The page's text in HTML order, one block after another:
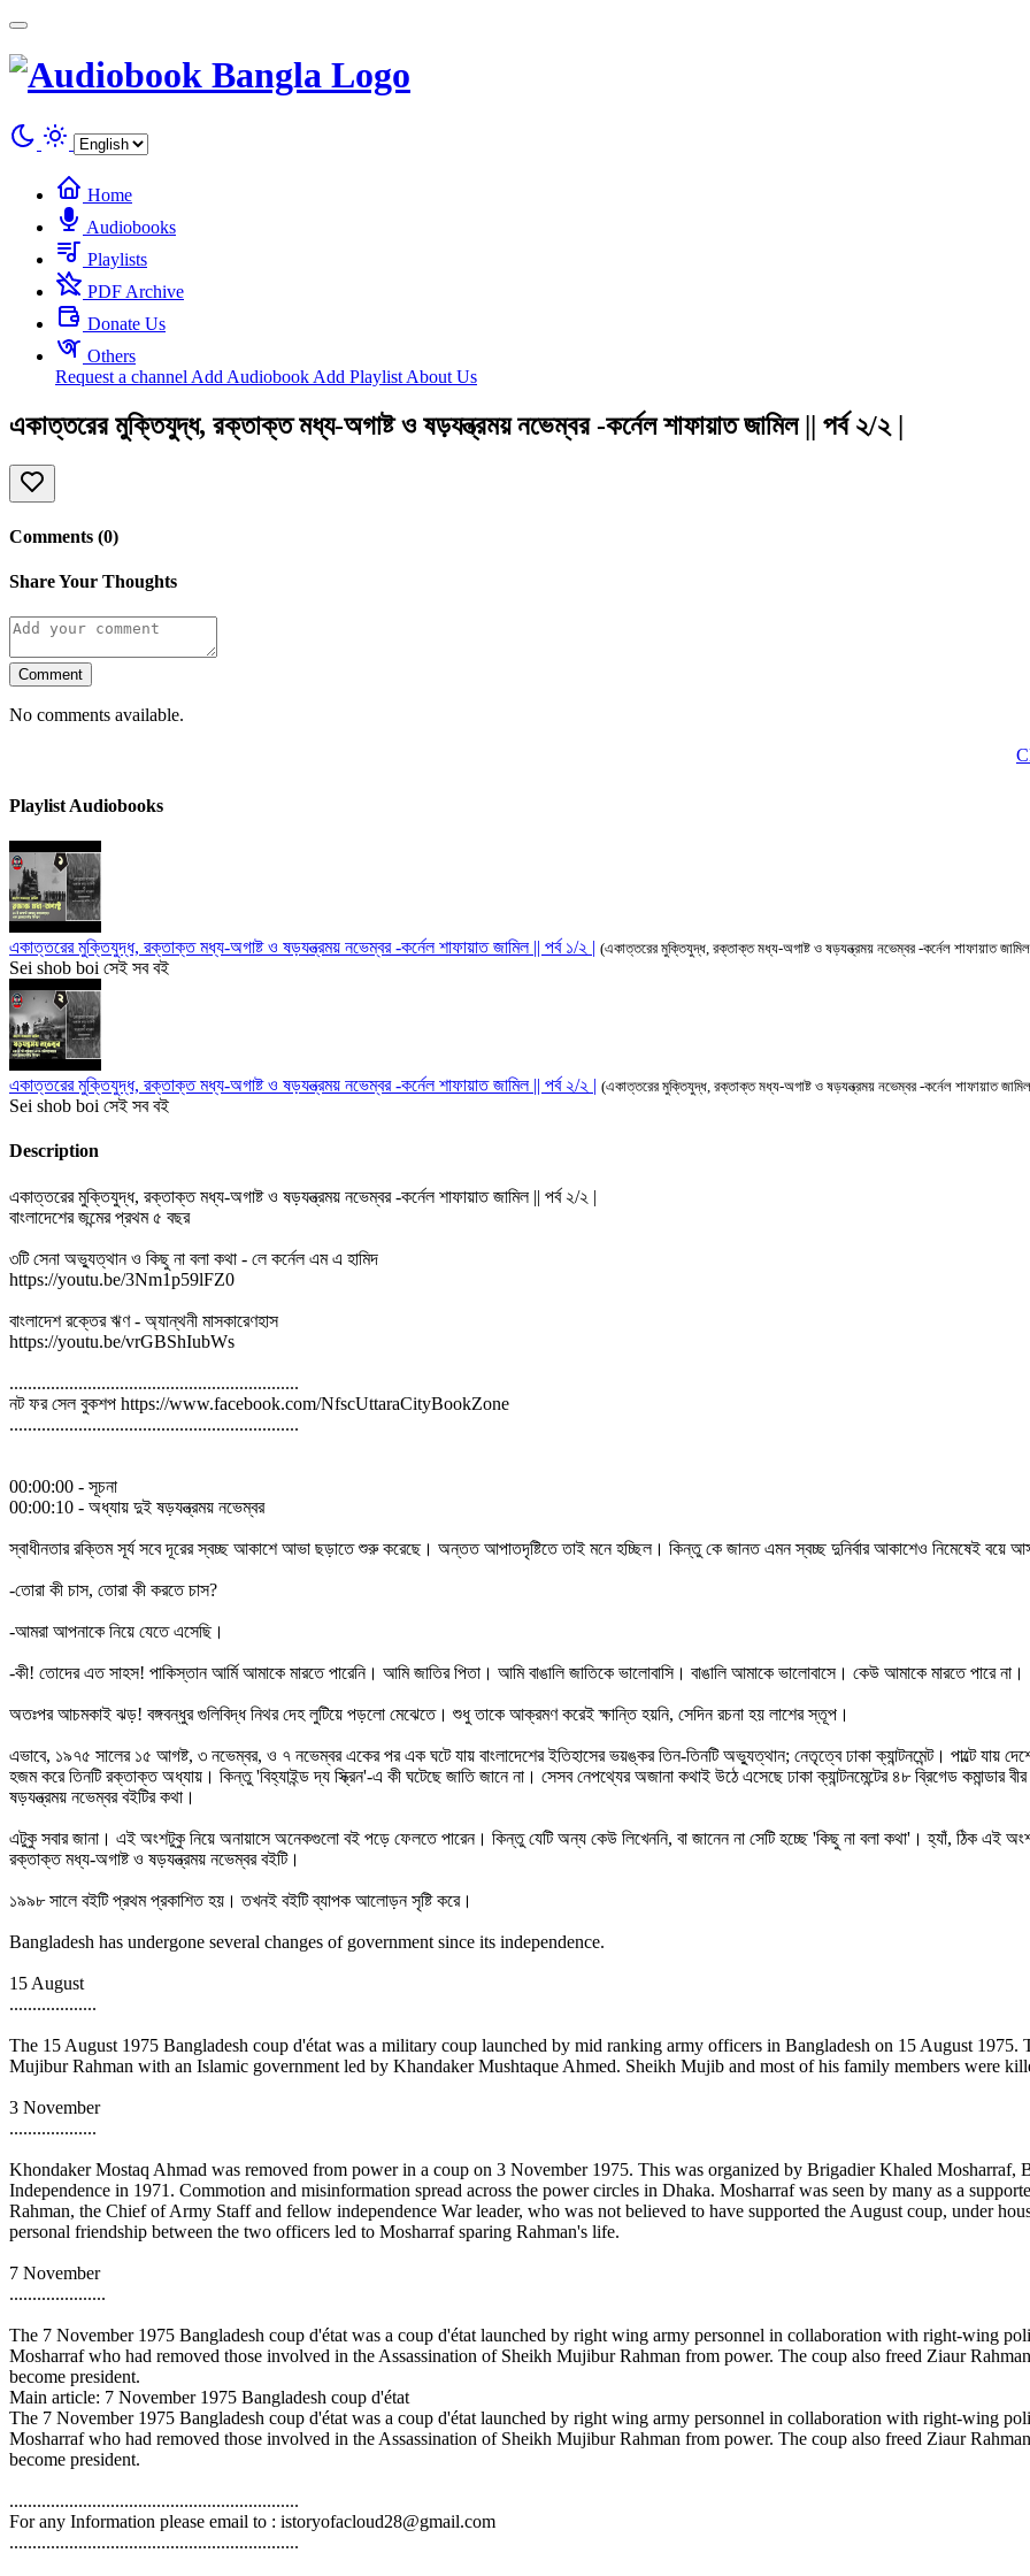
Home
Audiobooks
Playlists
PDF Archive
Donate Us
Others
Request a channel Add Audiobook Add Playlist About Us
একাত্তরের মুক্তিযুদ্ধ, রক্তাক্ত মধ্য-অগাষ্ট ও ষড়যন্ত্রময় নভেম্বর -কর্নেল শাফায়াত জামিল || পর্ব ২/২ |
Comments (0)
Share Your Thoughts
Comment
No comments available.
Click
Playlist Audiobooks
একাত্তরের মুক্তিযুদ্ধ, রক্তাক্ত মধ্য-অগাষ্ট ও ষড়যন্ত্রময় নভেম্বর -কর্নেল শাফায়াত জামিল || পর্ব ১/২ | (একাত্তরের মুক্তিযুদ্ধ, রক্তাক্ত মধ্য-অগাষ্ট ও ষড়যন্ত্রময় নভেম্বর -কর্নেল শাফায়াত
Sei shob boi সেই সব বই
একাত্তরের মুক্তিযুদ্ধ, রক্তাক্ত মধ্য-অগাষ্ট ও ষড়যন্ত্রময় নভেম্বর -কর্নেল শাফায়াত জামিল || পর্ব ২/২ | (একাত্তরের মুক্তিযুদ্ধ, রক্তাক্ত মধ্য-অগাষ্ট ও ষড়যন্ত্রময় নভেম্বর -কর্নেল শাফায়াত
Sei shob boi সেই সব বই
Description
একাত্তরের মুক্তিযুদ্ধ, রক্তাক্ত মধ্য-অগাষ্ট ও ষড়যন্ত্রময় নভেম্বর -কর্নেল শাফায়াত জামিল || পর্ব ২/২ |
বাংলাদেশের জন্মের প্রথম ৫ বছর
৩টি সেনা অভ্যুত্থান ও কিছু না বলা কথা - লে কর্নেল এম এ হামিদ
https://youtu.be/3Nm1p59lFZ0
বাংলাদেশ রক্তের ঋণ - অ্যান্থনী মাসকারেণহাস
https://youtu.be/vrGBShIubWs
...............................................................
নট ফর সেল বুকশপ https://www.facebook.com/NfscUttaraCityBookZone
...............................................................
00:00:00 - সূচনা
00:00:10 - অধ্যায় দুই ষড়যন্ত্রময় নভেম্বর
স্বাধীনতার রক্তিম সূর্য সবে দূরের স্বচ্ছ আকাশে আভা ছড়াতে শুরু করেছে। অন্তত আপাতদৃষ্টিতে তাই মনে হচ্ছিল। কিন্তু কে জানত এমন স্বচ্ছ দুনির্বার আকাশেও নিমেষেই বয়ে
-তোরা কী চাস, তোরা কী করতে চাস?
-আমরা আপনাকে নিয়ে যেতে এসেছি।
-কী! তোদের এত সাহস! পাকিস্তান আর্মি আমাকে মারতে পারেনি। আমি জাতির পিতা। আমি বাঙালি জাতিকে ভালোবাসি। বাঙালি আমাকে ভালোবাসে। কেউ আমাকে মারতে পারে না।
অতঃপর আচমকাই ঝড়! বঙ্গবন্ধুর গুলিবিদ্ধ নিথর দেহ লুটিয়ে পড়লো মেঝেতে। শুধু তাকে আক্রমণ করেই ক্ষান্তি হয়নি, সেদিন রচনা হয় লাশের স্তূপ।
এভাবে, ১৯৭৫ সালের ১৫ আগষ্ট, ৩ নভেম্বর, ও ৭ নভেম্বর একের পর এক ঘটে যায় বাংলাদেশের ইতিহাসের ভয়ঙ্কর তিন-তিনটি অভ্যুত্থান; নেতৃত্বে ঢাকা ক্যান্টনমেন্ট। পাল্টে যায়
হজম করে তিনটি রক্তাক্ত অধ্যায়। কিন্তু 'বিহ্যাইন্ড দ্য স্ক্রিন'-এ কী ঘটেছে জাতি জানে না। সেসব নেপথ্যের অজানা কথাই উঠে এসেছে ঢাকা ক্যান্টনমেন্টের ৪৮ ব্রিগেড
ষড়যন্ত্রময় নভেম্বর বইটির কথা।
এটুকু সবার জানা। এই অংশটুকু নিয়ে অনায়াসে অনেকগুলো বই পড়ে ফেলতে পারেন। কিন্তু যেটি অন্য কেউ লিখেননি, বা জানেন না সেটি হচ্ছে 'কিছু না বলা কথা'। হ্যাঁ, ঠিক এই
রক্তাক্ত মধ্য-অগাষ্ট ও ষড়যন্ত্রময় নভেম্বর বইটি।
১৯৯৮ সালে বইটি প্রথম প্রকাশিত হয়। তখনই বইটি ব্যাপক আলোড়ন সৃষ্টি করে।
Bangladesh has undergone several changes of government since its independence.
15 August
...................
The 15 August 1975 Bangladesh coup d'état was a military coup launched by mid ranking army officers in Bangladesh on 15 August
Mujibur Rahman with an Islamic government led by Khandaker Mushtaque Ahmed. Sheikh Mujib and most of his family members were
3 November
...................
Khondaker Mostaq Ahmad was removed from power in a coup on 3 November 1975. This was organized by Brigadier Khaled Mosharraf,
Independence in 1971. Commotion and misinformation spread across the power circles in Dhaka. Mosharraf was seen by many as a
Rahman, the Chief of Army Staff and fellow independence War leader, who was not believed to have supported the August coup, under
personal friendship between the two officers led to Mosharraf sparing Rahman's life.
7 November
.....................
The 7 November 1975 Bangladesh coup d'état was a coup d'état launched by right wing army personnel in collaboration with right-wing
Mosharraf who had removed those involved in the Assassination of Sheikh Mujibur Rahman from power. The coup also freed Ziaur
become president.
Main article: 7 November 1975 Bangladesh coup d'état
The 7 November 1975 Bangladesh coup d'état was a coup d'état launched by right wing army personnel in collaboration with right-wing
Mosharraf who had removed those involved in the Assassination of Sheikh Mujibur Rahman from power. The coup also freed Ziaur
become president.
...............................................................
For any Information please email to : istoryofacloud28@gmail.com
...............................................................